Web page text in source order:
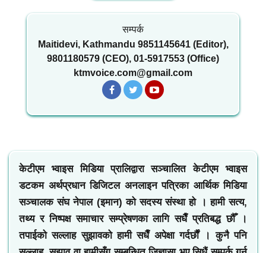
सम्पर्क
Maitidevi, Kathmandu 9851145641 (Editor),
9801180579 (CEO), 01-5917553 (Office)
ktmvoice.com@gmail.com
केटीएम भ्वाइस मिडिया प्रालिद्वारा सञ्चालित केटीएम भ्वाइस
डटकम अर्थप्रधान डिजिटल अनलाइन पत्रिका आर्थिक मिडिया
सञ्चालक संघ नेपाल (इमान) को सदस्य संस्था हो । हामी सत्य,
तथ्य र निष्पक्ष समाचार सम्प्रेषणका लागि सधैँ प्रतिबद्ध छौँ ।
तपाईको सल्लाह सुझावको हामी सधैँ अपेक्षा गर्दर्छौं । कुनै पनि